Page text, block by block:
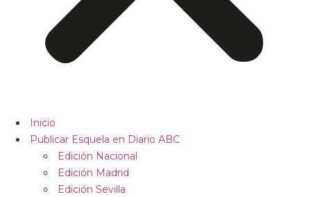
Inicio
Publicar Esquela en Diario ABC
Edición Nacional
Edición Madrid
Edición Sevilla